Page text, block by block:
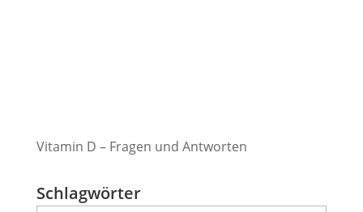
Vitamin D – Fragen und Antworten
Schlagwörter